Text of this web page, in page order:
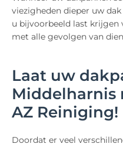
viezigheden dieper uw
u bijvoorbeeld last krijgen
met alle gevolgen van
Laat uw
Middelharnis
AZ Reiniging!
Doordat er veel